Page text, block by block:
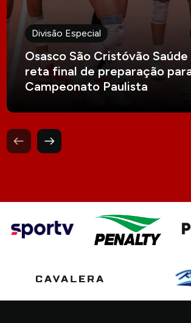
Divisão Especial
Osasco São Cristóvão
reta final de preparação
Campeonato Paulista